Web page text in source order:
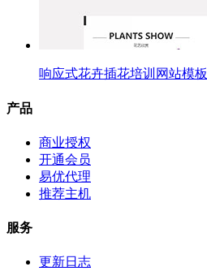
响应式花卉插花培训网站模板
产品
商业授权
开通会员
易优代理
推荐主机
服务
更新日志